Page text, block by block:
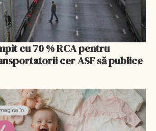
cu 70 % RCA pentru
cer ASF să publice